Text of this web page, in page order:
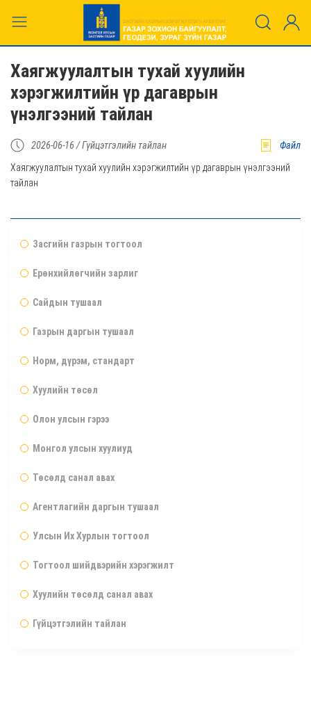
Хаягжуулалтын тухай хуулийн
хэрэгжилтийн үр дагаврын
үнэлгээний тайлан
2026-06-16 /Гүйцэтгэлийн тайлан Файл
Хаягжуулалтын тухай хуулийн хэрэгжилтийн үр дагаврын үнэлгээний
тайлан
Засгийн газрын тогтоол
Ерөнхийлөгчийн зарлиг
Сайдын тушаал
Газрын даргын тушаал
Норм, дүрэм, стандарт
Хуулийн төсөл
Олон улсын гэрээ
Монгол улсын хуулиуд
Төсөлд санал авах
Агентлагийн даргын тушаал
Улсын Их Хурлын тогтоол
Тогтоол шийдвэрийн хэрэгжилт
Хуулийн төсөлд санал авах
Гүйцэтгэлийн тайлан